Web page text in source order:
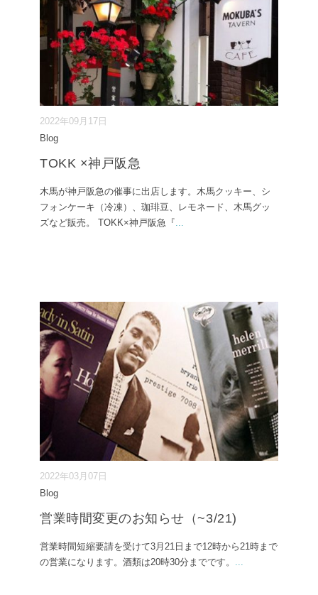
2022年09月17日
Blog
TOKK ×神戸阪急
木馬が神戸阪急の催事に出店します。木馬クッキー、シ
フォンケーキ（冷凍）、珈琲豆、レモネード、木馬グッ
ズなど販売。 TOKK×神戸阪急『
2022年03月07日
Blog
営業時間変更のお知らせ（~3/21)
営業時間短縮要請を受けて3月21日まで12時から21時まで
の営業になります。酒類は20時30分までです。